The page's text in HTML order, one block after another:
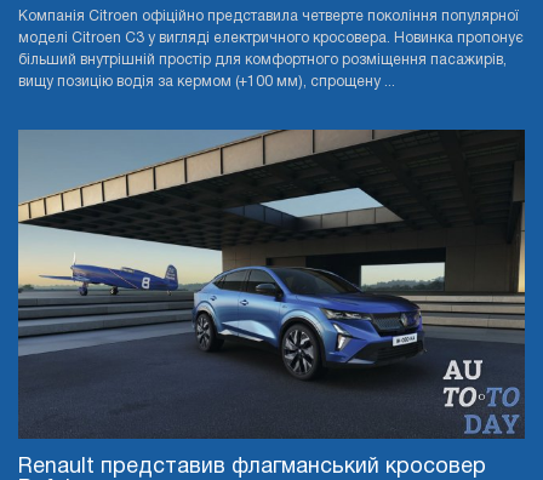
Компанія Citroen офіційно представила четверте покоління популярної
моделі Citroen C3 у вигляді електричного кросовера. Новинка пропонує
більший внутрішній простір для комфортного розміщення пасажирів,
вищу позицію водія за кермом (+100 мм), спрощену ...
Renault представив флагманський кросовер